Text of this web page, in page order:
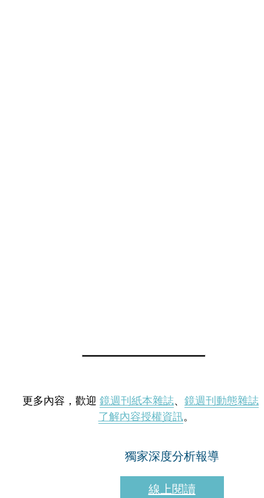
更多內容，歡迎 鏡週刊紙本雜誌、 鏡週刊動態雜誌
了解內容授權資訊。
獨家深度分析報導
線上閱讀